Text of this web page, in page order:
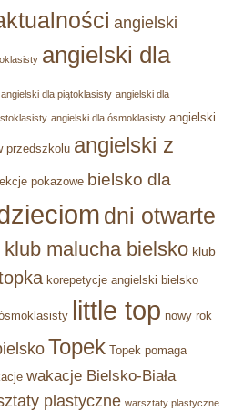
angielski
angielski dla
angielski dla piątoklasisty angielski dla
angielski dla ósmoklasisty angielski
przedszkolu angielski z
pokazowe bielsko dla
dni otwarte
klub malucha bielsko klub
korepetycje angielski bielsko
little top nowy rok
Topek Topek pomaga
wakacje Bielsko-Biała
plastyczne warsztaty plastyczne